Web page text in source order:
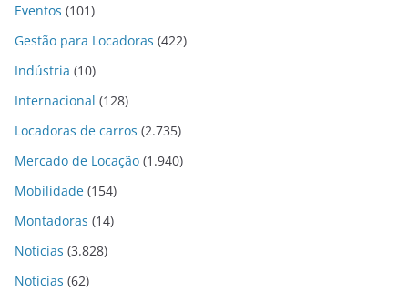
Eventos (101)
Gestão para Locadoras (422)
Indústria (10)
Internacional (128)
Locadoras de carros (2.735)
Mercado de Locação (1.940)
Mobilidade (154)
Montadoras (14)
Notícias (3.828)
Notícias (62)